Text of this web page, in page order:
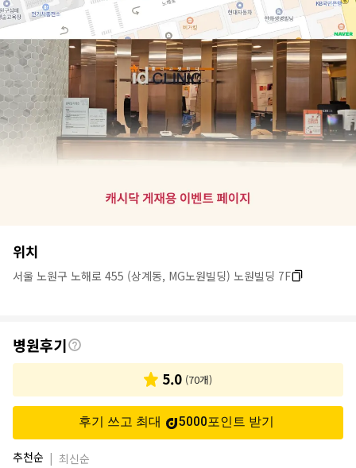
병
원
위치
서울 노원구 노해로 455 (상계동, MG노원빌딩) 노원빌딩 7F
후
기
병원후기
5.0 (70개)
후기 쓰고 최대 5000포인트 받기
추천순 | 최신순